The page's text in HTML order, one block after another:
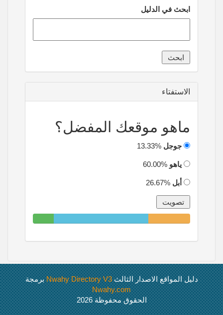
ابحث في الدليل
الاستفتاء
ماهو موقعك المفضل؟
جوجل
ياهو
أبل
دليل المواقع الاصدار الثالثNwahy Directory V3برمجة
Nwahy.com
الحقوق محفوظة 2026